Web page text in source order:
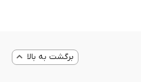
برگشت به بالا